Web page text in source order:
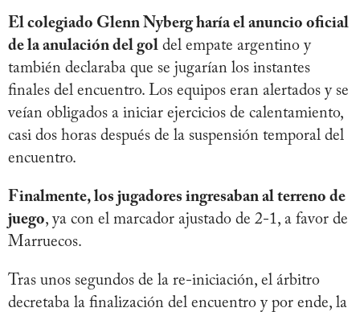
El colegiado Glenn Nyberg haría el anuncio oficial
de la anulación del gol del empate argentino y
también declaraba que se jugarían los instantes
finales del encuentro. Los equipos eran alertados y se
veían obligados a iniciar ejercicios de calentamiento,
casi dos horas después de la suspensión temporal del
encuentro.
Finalmente, los jugadores ingresaban al terreno de
juego, ya con el marcador ajustado de 2-1, a favor de
Marruecos.
Tras unos segundos de la re-iniciación, el árbitro
decretaba la finalización del encuentro y por ende, la